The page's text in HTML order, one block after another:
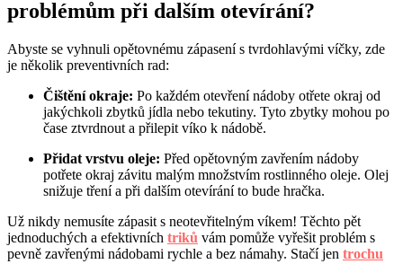
problémům při dalším otevírání?
Abyste se vyhnuli opětovnému zápasení s tvrdohlavými víčky, zde
je několik preventivních rad:
Čištění okraje: Po každém otevření nádoby otřete okraj od
jakýchkoli zbytků jídla nebo tekutiny. Tyto zbytky mohou po
čase ztvrdnout a přilepit víko k nádobě.
Přidat vrstvu oleje: Před opětovným zavřením nádoby
potřete okraj závitu malým množstvím rostlinného oleje. Olej
snižuje tření a při dalším otevírání to bude hračka.
Už nikdy nemusíte zápasit s neotevřitelným víkem! Těchto pět
jednoduchých a efektivních triků vám pomůže vyřešit problém s
pevně zavřenými nádobami rychle a bez námahy. Stačí jen trochu